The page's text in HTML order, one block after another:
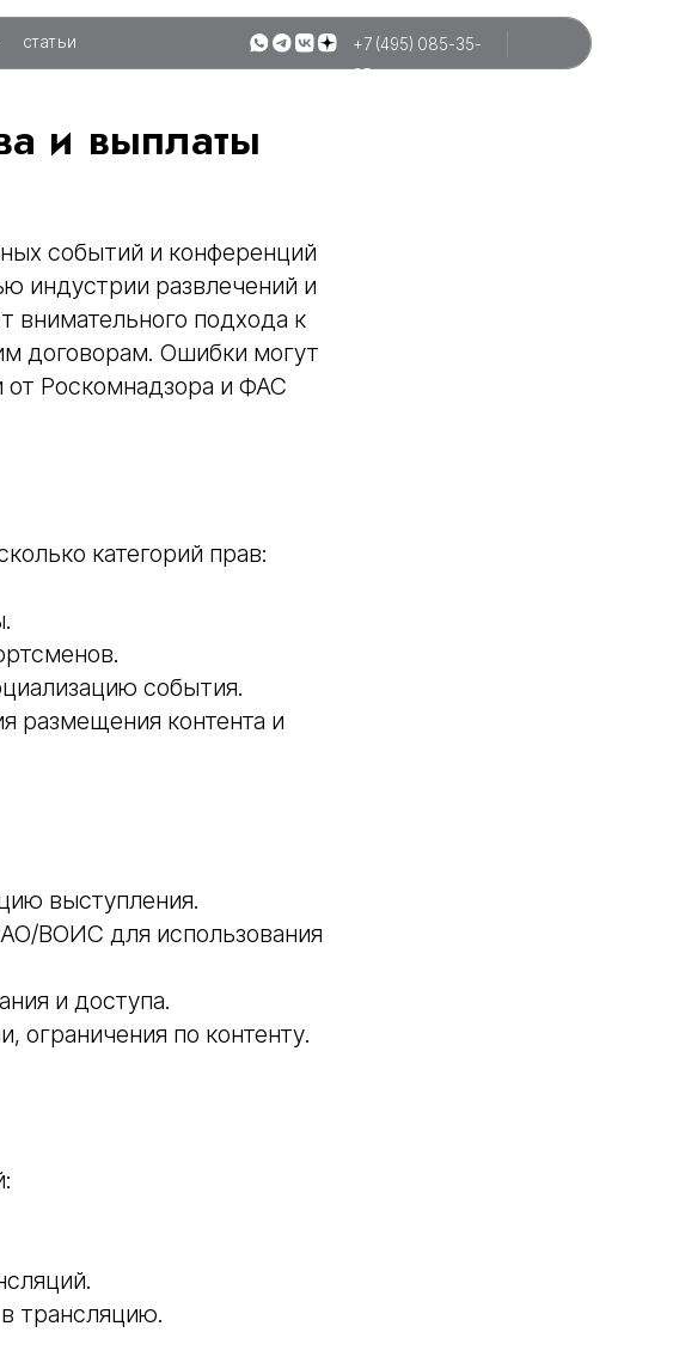
+7 (495) 085-35-
25
и выплаты
событий и конференций
индустрии развлечений и
внимательного подхода к
договорам. Ошибки могут
от Роскомнадзора и ФАС
категорий прав:
события.
размещения контента и
выступления.
ВОИС для использования
и доступа.
ограничения по контенту.
трансляцию.